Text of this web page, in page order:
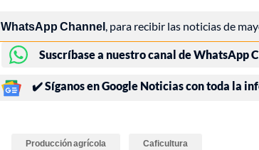
WhatsApp Channel, para recibir las noticias de
Suscríbase a nuestro canal de WhatsApp
✔️ Síganos en Google Noticias con toda la
Producción agrícola Caficultura